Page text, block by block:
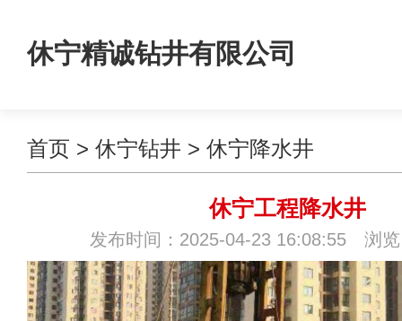
休宁精诚钻井有限公司
首页 > 休宁钻井 > 休宁降水井
休宁工程降水井
发布时间：2025-04-23 16:08:55 浏览